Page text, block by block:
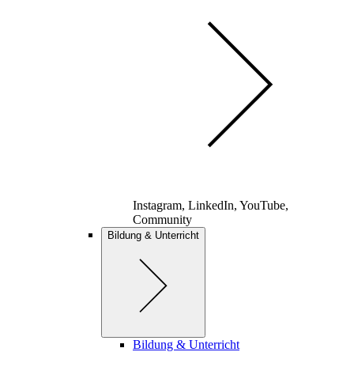
Instagram, LinkedIn, YouTube,
Community
Bildung & Unterricht
Bildung & Unterricht